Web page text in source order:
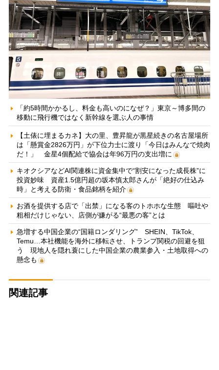
「約5時間かかるし、料金も高いのになぜ？」東京～博多間の
移動に飛行機ではなく新幹線を選ぶ人の事情
【土俵に埋まるカネ】大の里、豊昇龍が黒星続きの名古屋場所
は「懸賞金2826万円」が下位力士に渡り「今日はみんなで焼肉
だ！」 金星4個配給で協会は年96万円の支出増に
キオクシアなどAI関連株に資金集中で“割安になった成長株”に
投資妙味 資産1.5億円超の坂本慎太郎さんが「絶好の仕込み
時」と考える防衛・食品銘柄を紹介
お酒を提供する店で「出禁」になる客のトホホな生態 嘔吐や
粗相だけじゃない、店側が嫌がる“最悪の客”とは
急増する中国企業の“国籍ロンダリング” SHEIN、TikTok、
Temu…本社機能を海外に移転させ、トランプ関税の回避を狙
う 現地人を隠れ蓑にした中国企業の農業参入・土地取得への
懸念も
関連記事